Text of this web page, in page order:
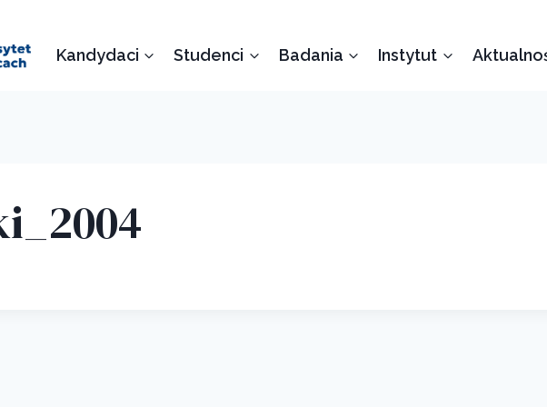
Kandydaci Studenci Badania Instytut